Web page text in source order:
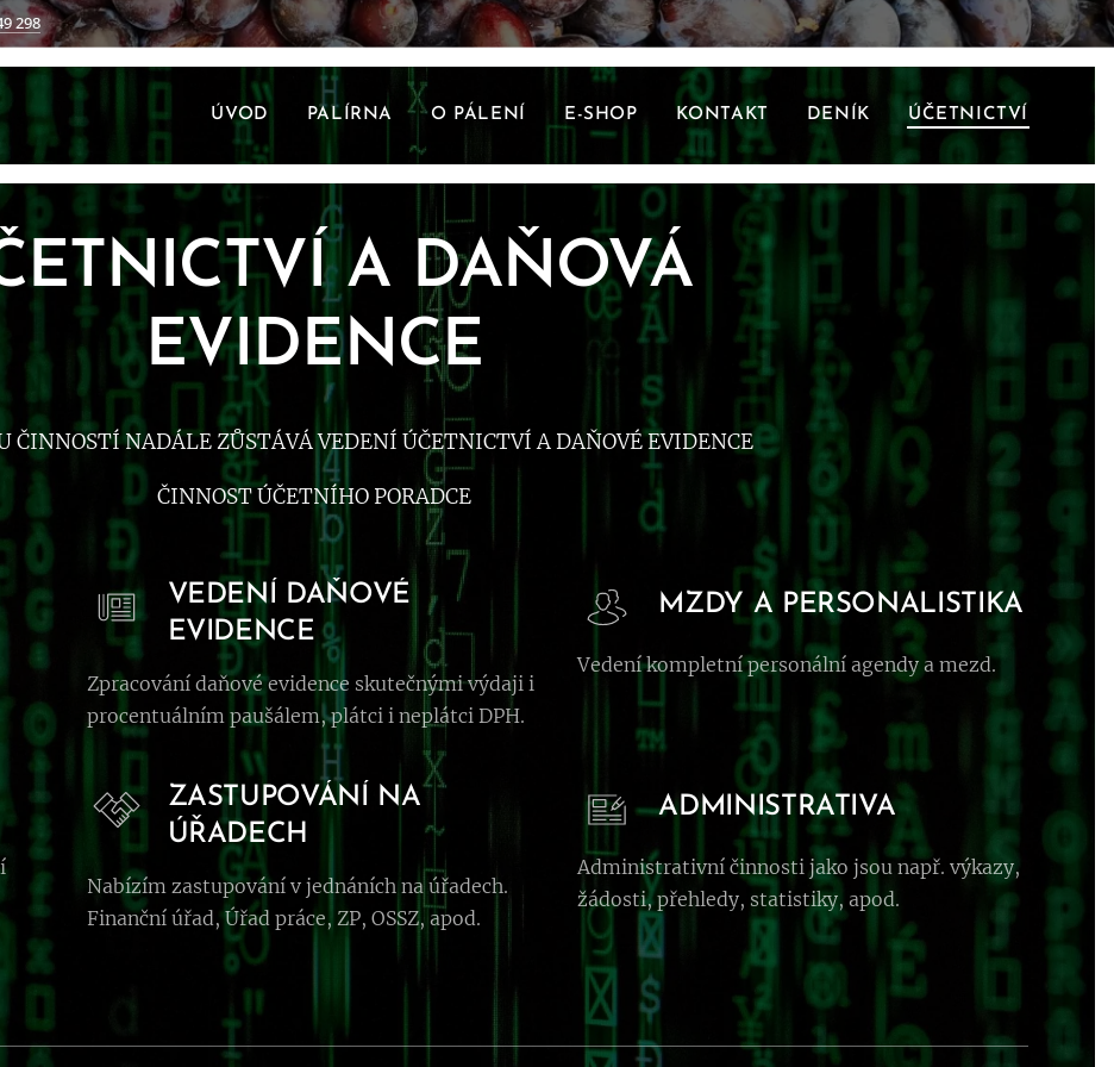
298
ÚVOD PALÍRNA O PÁLENÍ E-SHOP KONTAKT DENÍK ÚČETNICTVÍ
A DAŇOVÁ
EVIDENCE
ČINNOSTÍ NADÁLE ZŮSTÁVÁ VEDENÍ ÚČETNICTVÍ A DAŇOVÉ EVIDENCE
ČINNOST ÚČETNÍHO PORADCE
VEDENÍ DAŇOVÉ
EVIDENCE
Zpracování daňové evidence skutečnými výdaji i
procentuálním paušálem, plátci i neplátci DPH.
MZDY A PERSONALISTIKA
Vedení kompletní personální agendy a mezd.
ZASTUPOVÁNÍ NA
ÚŘADECH
Nabízím zastupování v jednáních na úřadech.
Finanční úřad, Úřad práce, ZP, OSSZ, apod.
ADMINISTRATIVA
Administrativní činnosti jako jsou např. výkazy,
žádosti, přehledy, statistiky, apod.